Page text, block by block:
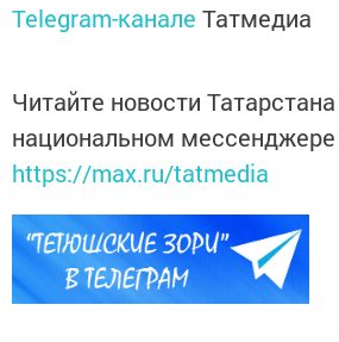
Telegram-канале Татмедиа
Читайте новости
национальном
https://max.ru/tatmedia